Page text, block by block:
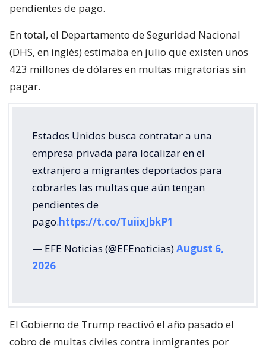
pendientes de pago.
En total, el Departamento de Seguridad Nacional
(DHS, en inglés) estimaba en julio que existen unos
423 millones de dólares en multas migratorias sin
pagar.
Estados Unidos busca contratar a una
empresa privada para localizar en el
extranjero a migrantes deportados para
cobrarles las multas que aún tengan
pendientes de
pago.https://t.co/TuiixJbkP1
— EFE Noticias (@EFEnoticias)August 6,
2026
El Gobierno de Trump reactivó el año pasado el
cobro de multas civiles contra inmigrantes por